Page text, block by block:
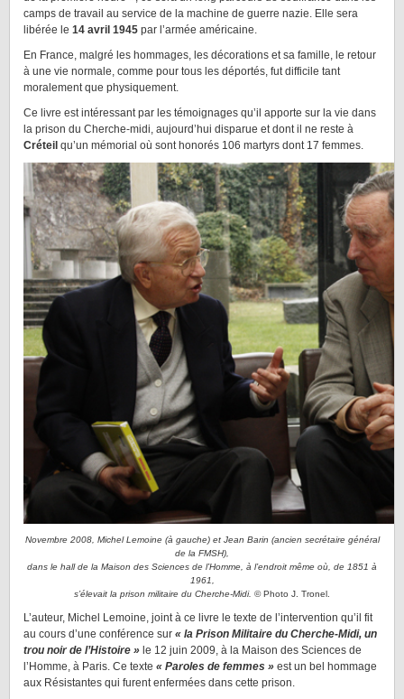
camps de travail au service de la machine de guerre nazie. Elle sera
libérée le 14 avril 1945 par l’armée américaine.
En France, malgré les hommages, les décorations et sa famille, le retour
à une vie normale, comme pour tous les déportés, fut difficile tant
moralement que physiquement.
Ce livre est intéressant par les témoignages qu’il apporte sur la vie dans
la prison du Cherche-midi, aujourd’hui disparue et dont il ne reste à
Créteil qu’un mémorial où sont honorés 106 martyrs dont 17 femmes.
Novembre 2008, Michel Lemoine (à gauche) et Jean Barin (ancien secrétaire général
de la FMSH),
dans le hall de la Maison des Sciences de l’Homme, à l’endroit même où, de 1851 à
1961,
s’élevait la prison militaire du Cherche-Midi. © Photo J. Tronel.
L’auteur, Michel Lemoine, joint à ce livre le texte de l’intervention qu’il fit
au cours d’une conférence sur « la Prison Militaire du Cherche-Midi, un
trou noir de l’Histoire » le 12 juin 2009, à la Maison des Sciences de
l’Homme, à Paris. Ce texte « Paroles de femmes » est un bel hommage
aux Résistantes qui furent enfermées dans cette prison.